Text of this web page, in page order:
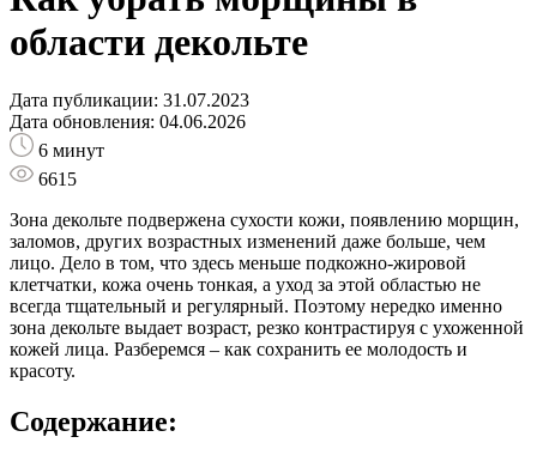
области декольте
Дата публикации: 31.07.2023
Дата обновления: 04.06.2026
6 минут
6615
Зона декольте подвержена сухости кожи, появлению морщин,
заломов, других возрастных изменений даже больше, чем
лицо. Дело в том, что здесь меньше подкожно-жировой
клетчатки, кожа очень тонкая, а уход за этой областью не
всегда тщательный и регулярный. Поэтому нередко именно
зона декольте выдает возраст, резко контрастируя с ухоженной
кожей лица. Разберемся – как сохранить ее молодость и
красоту.
Содержание: